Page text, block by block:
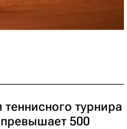
турнира
500